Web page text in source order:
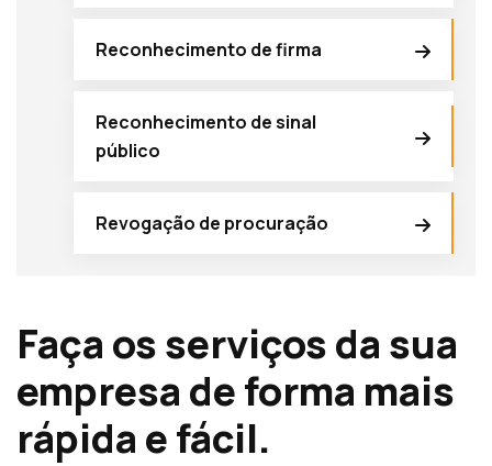
Reconhecimento de firma
Reconhecimento de sinal
público
Revogação de procuração
Faça os serviços da sua
empresa de forma mais
rápida e fácil.